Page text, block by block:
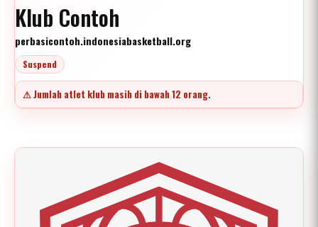
Klub Contoh
perbasicontoh.indonesiabasketball.org
Suspend
⚠ Jumlah atlet klub masih di bawah 12 orang.